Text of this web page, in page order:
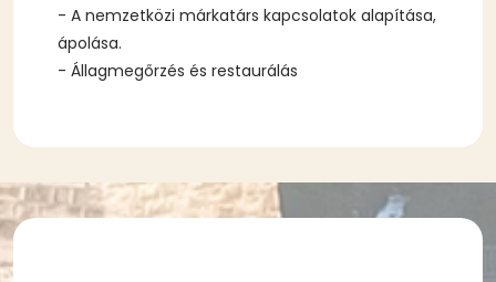
- A nemzetközi márkatárs kapcsolatok alapítása,
ápolása.
- Állagmegőrzés és restaurálás